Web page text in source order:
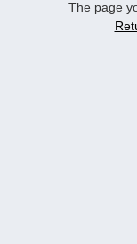
The page